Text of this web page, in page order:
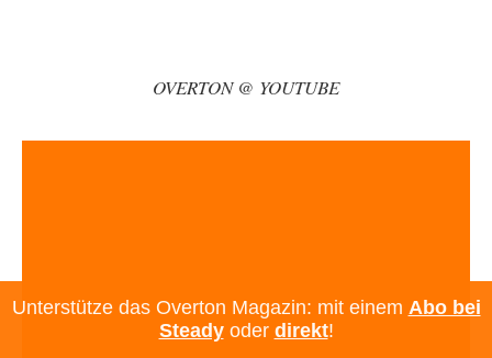
Die Revolution, die nie scheiterte 19
gar nicht…
vor 6 Stunden zu:
OVERTON @ YOUTUBE
Unterstütze das Overton Magazin: mit einem Abo bei
Steadyoder direkt!